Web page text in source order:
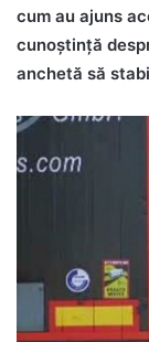
cum au ajuns
cunoştinţă
anchetă să